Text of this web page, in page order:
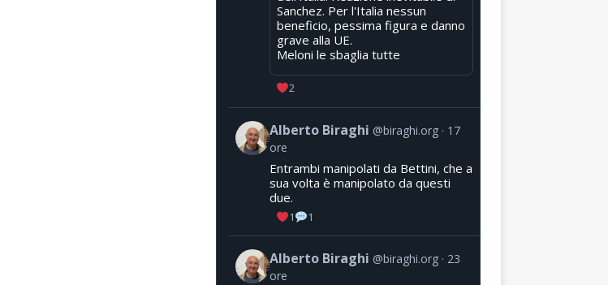
Sanchez. Per l'Italia nessun
beneficio, pessima figura e danno
grave alla UE.
Meloni le sbaglia tutte
2
Alberto Biraghi @biraghi.org
17
ore
Entrambi manipolati da Bettini, che a
sua volta è manipolato da questi
due.
1 1
Alberto Biraghi @biraghi.org
23
ore